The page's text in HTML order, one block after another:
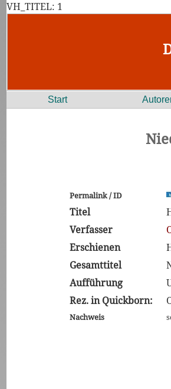
VH_TITEL: 1
Start
Permalink / ID
Titel
Verfasser
Erschienen
Gesamttitel
Aufführung
Rez. in Quickborn:
Nachweis